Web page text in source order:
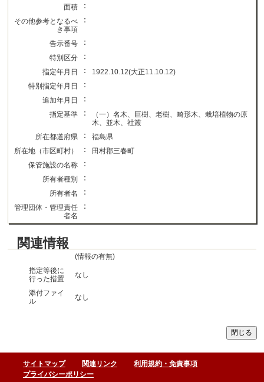
面積 ：
その他参考となるべ
き事項
：
告示番号 ：
特別区分 ：
指定年月日 ：
1922.10.12(大正11.10.12)
特別指定年月日
：
追加年月日 ：
指定基準 ：
（一）名木、巨樹、老樹、畸形木、栽培植物の原
木、並木、社叢
所在都道府県
：
福島県
所在地（市区町村）
：
田村郡三春町
保管施設の名称
：
所有者種別 ：
所有者名 ：
管理団体・管理責任
者名
：
関連情報
(情報の有無)
指定等後に
行った措置
なし
添付ファイ
ル
なし
サイトマップ 関連リンク
利用規約・免責事項
プライバシーポリシー